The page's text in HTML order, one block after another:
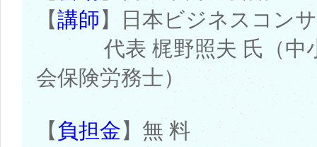
【講師】日本ビジネスコン
代表 梶野照夫 氏（中小
会保険労務士）
【負担金】無 料